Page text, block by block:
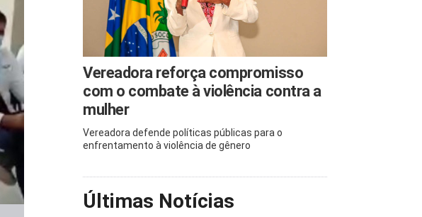
Vereadora reforça compromisso
com o combate à violência contra a
mulher
Vereadora defende políticas públicas para o
enfrentamento à violência de gênero
Últimas Notícias